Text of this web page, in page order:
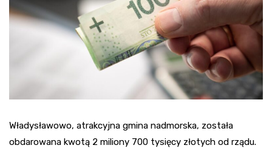
Władysławowo, atrakcyjna gmina nadmorska, została
obdarowana kwotą 2 miliony 700 tysięcy złotych od rządu.